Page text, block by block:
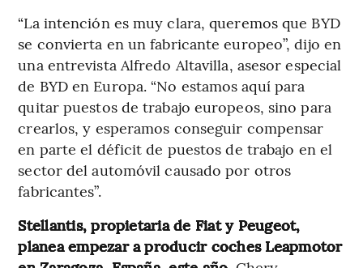
“La intención es muy clara, queremos que BYD
se convierta en un fabricante europeo”, dijo en
una entrevista Alfredo Altavilla, asesor especial
de BYD en Europa. “No estamos aquí para
quitar puestos de trabajo europeos, sino para
crearlos, y esperamos conseguir compensar
en parte el déficit de puestos de trabajo en el
sector del automóvil causado por otros
fabricantes”.
Stellantis, propietaria de Fiat y Peugeot,
planea empezar a producir coches Leapmotor